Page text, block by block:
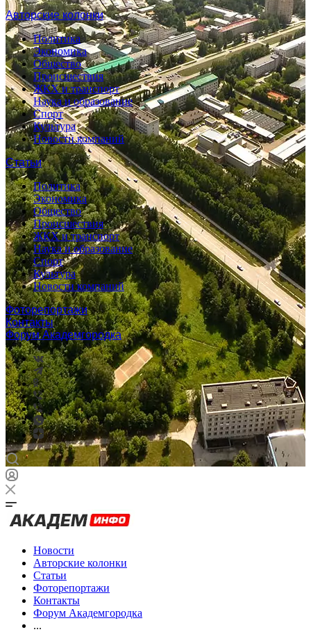
Авторские колонки
Политика
Экономика
Общество
Происшествия
ЖКХ и транспорт
Наука и образование
Спорт
Культура
Новости компаний
Статьи
Политика
Экономика
Общество
Происшествия
ЖКХ и транспорт
Наука и образование
Спорт
Культура
Новости компаний
Фоторепортажи
Контакты
Форум Академгородка
Новости
Авторские колонки
Статьи
Фоторепортажи
Контакты
Форум Академгородка
...